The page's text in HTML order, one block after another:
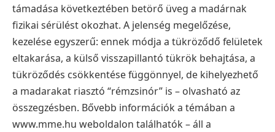
támadása következtében betörő üveg a madárnak
fizikai sérülést okozhat. A jelenség megelőzése,
kezelése egyszerű: ennek módja a tükröződő felületek
eltakarása, a külső visszapillantó tükrök behajtása, a
tükröződés csökkentése függönnyel, de kihelyezhető
a madarakat riasztó “rémzsinór” is – olvasható az
összegzésben. Bővebb információk a témában a
www.mme.hu weboldalon találhatók – áll a